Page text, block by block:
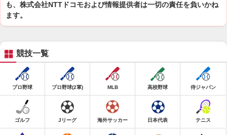
も、株式会社NTTドコモおよび情報提供者は一切の責任を負いかね
ます。
競技一覧
プロ野球 プロ野球(2軍) MLB 高校野球 侍ジャパン
ゴルフ Jリーグ 海外サッカー 日本代表 テニス